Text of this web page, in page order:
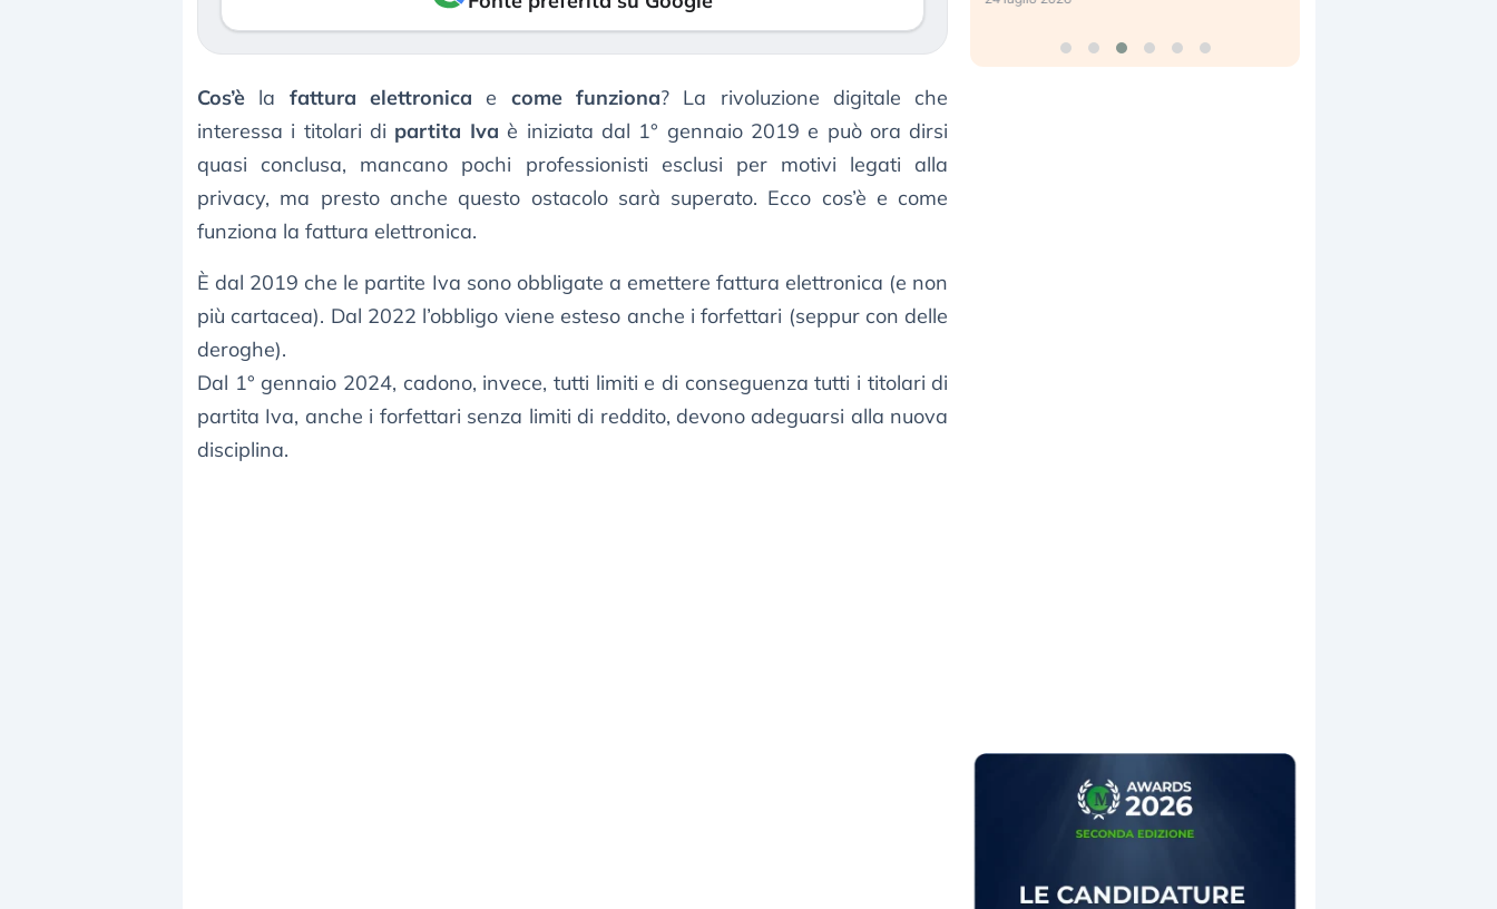
Cos’è la fattura elettronica e come funziona? La rivoluzione digitale che
interessa i titolari di partita Iva è iniziata dal 1° gennaio 2019 e può ora dirsi
quasi conclusa, mancano pochi professionisti esclusi per motivi legati alla
privacy, ma presto anche questo ostacolo sarà superato. Ecco cos’è e come
funziona la fattura elettronica.
È dal 2019 che le partite Iva sono obbligate a emettere fattura elettronica (e non
più cartacea). Dal 2022 l’obbligo viene esteso anche i forfettari (seppur con delle
deroghe).
Dal 1° gennaio 2024, cadono, invece, tutti limiti e di conseguenza tutti i titolari di
partita Iva, anche i forfettari senza limiti di reddito, devono adeguarsi alla nuova
disciplina.